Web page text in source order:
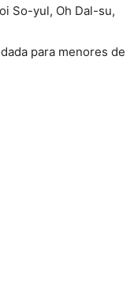
So-yul, Oh Dal-su,
para menores de